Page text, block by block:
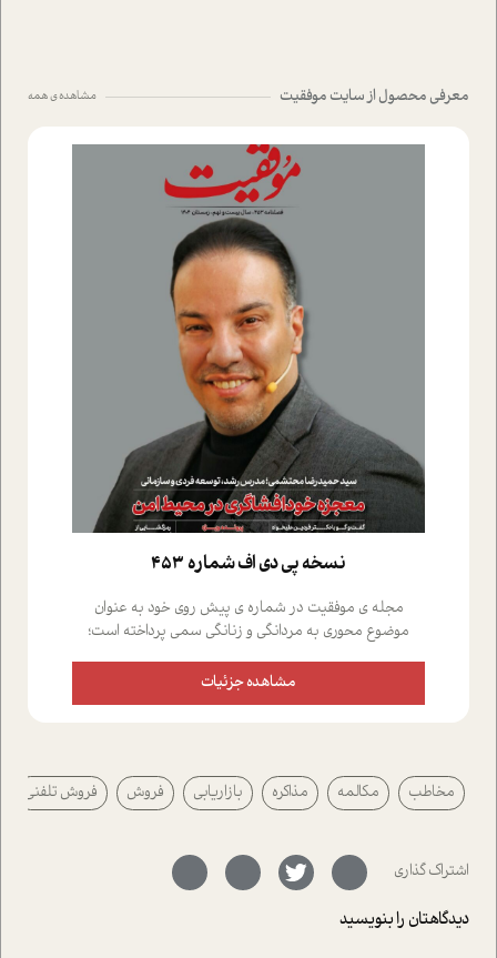
معرفی محصول از سایت موفقیت مشاهده ی همه
نسخه پي دي اف شماره 453
مجله ی موفقیت در شماره ی پیش روی خود به عنوان
موضوع محوری به مردانگی و زنانگی سمی پرداخته است؛
علیخواه، جامعه شناس در بخش های مختلف تلاش کرده ایم
از دریچه های گوناگون به این موضوع مهم بپردازیم.فصل
پیرامون آن آشنا می کند.در بخش دو فنجان داغ به سراغ افرادی
رفته ایم که موفقیت را در عمل به اثبات رسانده اند؛ سید
حمیدرضا محتشمی که بیست و پنجمین سال فعالیت حرفه
سر نهاده است و نیز کرامت عزیز زاده؛ سفیر صلح و دوستی که
با رکاب زدن در بیش از هفتاد کشور و کاشتن درخت، به نماد
حمایت از محیط زیست و منابع طبیعی تبدیل گشته
است.فصل روایت اجنبی ها در این شماره به دو موضوع
مشاهده جزئیات
مخاطب مکالمه مذاکره بازاریابی فروش فروش تلفنی
اشتراک گذاری
دیدگاهتان را بنویسید